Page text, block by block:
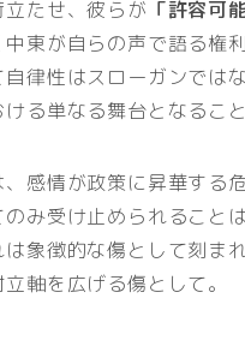
たせ、彼らが 「許容可
東が自らの声で語る権
律性はスローガンでは
る単なる舞台となるこ
感情が政策に昇華する
み受け止められること
は象徴的な傷として刻
軸を広げる傷として。